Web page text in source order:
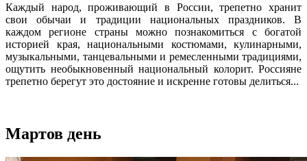
Каждый народ, проживающий в России, трепетно хранит
свои обычаи и традиции национальных праздников. В
каждом регионе страны можно познакомиться с богатой
историей края, национальными костюмами, кулинарными,
музыкальными, танцевальными и ремесленными традициями,
ощутить необыкновенный национальный колорит. Россияне
трепетно берегут это достояние и искренне готовы делиться...
Мартов день